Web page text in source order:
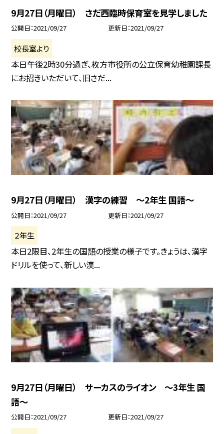
9月27日（月曜日） さだ西臨時保育室を見学しました
公開日 2021/09/27 更新日 2021/09/27
校長室より
本日午後2時30分過ぎ、枚方市役所の公立保育幼稚園課長
にお招きいただいて、旧さだ...
9月27日（月曜日） 漢字の練習 〜2年生 国語〜
公開日 2021/09/27 更新日 2021/09/27
２年生
本日2限目、2年生の国語の授業の様子です。きょうは、漢字
ドリルを使って、新しい漢...
9月27日（月曜日） サーカスのライオン 〜3年生 国
語〜
公開日 2021/09/27 更新日 2021/09/27